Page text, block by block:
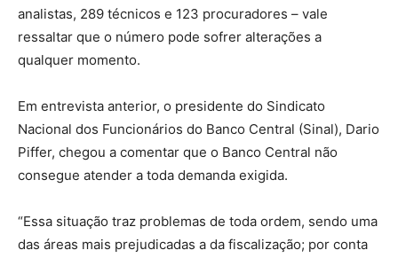
analistas, 289 técnicos e 123 procuradores – vale
ressaltar que o número pode sofrer alterações a
qualquer momento.
Em entrevista anterior, o presidente do Sindicato
Nacional dos Funcionários do Banco Central (Sinal), Dario
Piffer, chegou a comentar que o Banco Central não
consegue atender a toda demanda exigida.
“Essa situação traz problemas de toda ordem, sendo uma
das áreas mais prejudicadas a da fiscalização; por conta